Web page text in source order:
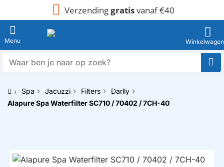
Verzendinggratisvanaf €40
Waar
naar
oph
Spa Jacuzzi Filters
Darlly
Alapure Spa Waterfilter SC710 / 70402 / 7CH-40